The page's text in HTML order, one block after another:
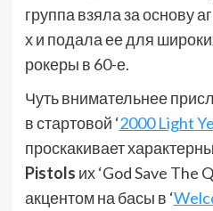
группа взяла за основу
х и подала ее для
рокеры в 60-е.
Чуть внимательнее
в стартовой ‘2000 Light
проскакивает
Pistols их ‘God Save The
акцентом на басы в ‘